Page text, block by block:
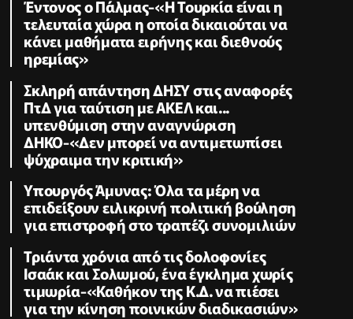
Έντονος ο Πάλμας-«Η Τουρκία είναι η
τελευταία χώρα η οποία δικαιούται να
κάνει μαθήματα ειρήνης και διεθνούς
ηρεμίας»
Σκληρή απάντηση ΔΗΣΥ στις αναφορές
ΠτΔ για ταύτιση με ΑΚΕΛ και...
υπενθύμιση στην αναγνώριση
ΔΗΚΟ-«Δεν μπορεί να αντιμετωπίσει
ψύχραιμα την κριτική»
Υπουργός Άμυνας: Όλα τα μέρη να
επιδείξουν ειλικρινή πολιτική βούληση
για επιστροφή στο τραπέζι συνομιλιών
Τριάντα χρόνια από τις δολοφονίες
Ισαάκ και Σολωμού, ένα έγκλημα χωρίς
τιμωρία-«Καθήκον της Κ.Δ. να πιέσει
για την κίνηση ποινικών διαδικασιών»